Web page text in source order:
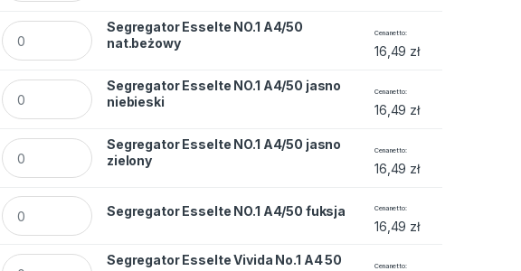
Segregator Esselte NO.1 A4/50 nat.beżowy quantity
Segregator Esselte NO.1 A4/50
nat.beżowy
Cena netto
16,49 zł
Segregator Esselte NO.1 A4/50 jasno niebieski quantity
Segregator Esselte NO.1 A4/50 jasno
niebieski
Cena netto
16,49 zł
Segregator Esselte NO.1 A4/50 jasno zielony quantity
Segregator Esselte NO.1 A4/50 jasno
zielony
Cena netto
16,49 zł
Segregator Esselte NO.1 A4/50 fuksja quantity
Segregator Esselte NO.1 A4/50 fuksja Cena netto
16,49 zł
Segregator Esselte Vivida No.1 A4 50 mm. żółty quantity
Segregator Esselte Vivida No.1 A4 50
Cena netto